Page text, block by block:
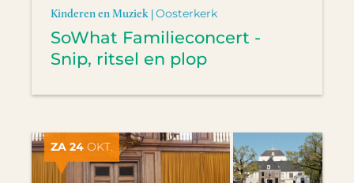
Kinderen en Muziek |Oosterkerk
SoWhat Familieconcert -
Snip, ritsel en plop
ZA 24 OKT.